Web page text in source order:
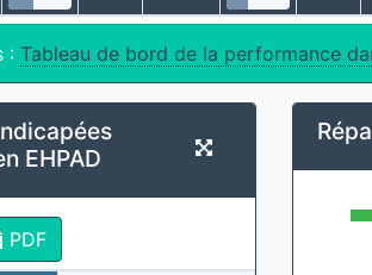
: Tableau de bord de la performance
EHPAD
PDF